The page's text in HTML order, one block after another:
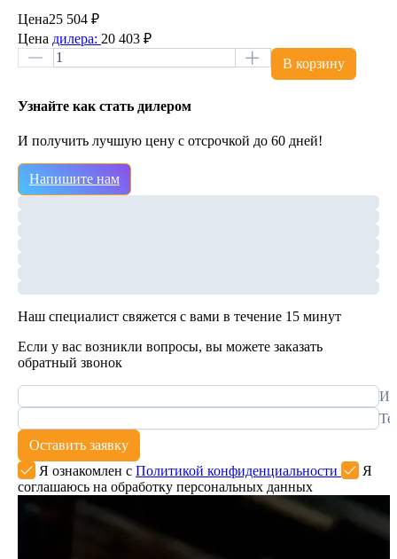
Цена25 504 ₽
Цена дилера: 20 403 ₽
В корзину
Узнайте как стать дилером
И получить лучшую цену с отсрочкой до 60 дней!
Напишите нам
Наш специалист свяжется с вами в течение 15 минут
Если у вас возникли вопросы, вы можете заказать
обратный звонок
Оставить заявку
Я ознакомлен с Политикой конфиденциальности
Я
соглашаюсь на обработку персональных данных